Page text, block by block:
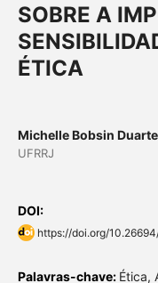
SOBRE A
ÉTICA
Michelle Bobsin Duarte
UFRRJ
DOI:
https://doi.org/
Palavras-chave: Ética,